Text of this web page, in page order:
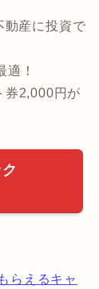
動産に投資で
！
券2,000円が
らえるキャ